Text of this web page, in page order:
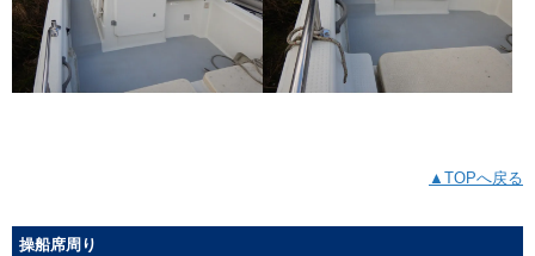
▲TOPへ戻る
操船席周り